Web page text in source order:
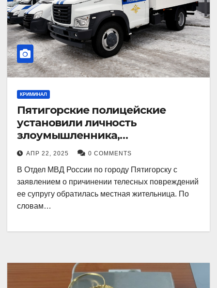
КРИМИНАЛ
Пятигорские полицейские
установили личность
злоумышленника,
причинившего телесные
повреждения местному жителю
АПР 22, 2025 0 COMMENTS
В Отдел МВД России по городу Пятигорску с
заявлением о причинении телесных повреждений
ее супругу обратилась местная жительница. По
словам…